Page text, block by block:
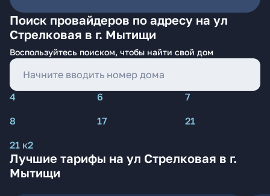
Поиск провайдеров по адресу на ул
Стрелковая в г. Мытищи
Воспользуйтесь поиском, чтобы найти свой дом
4 6
7
8
17
21
21 к2
Лучшие тарифы на ул Стрелковая в г.
Мытищи